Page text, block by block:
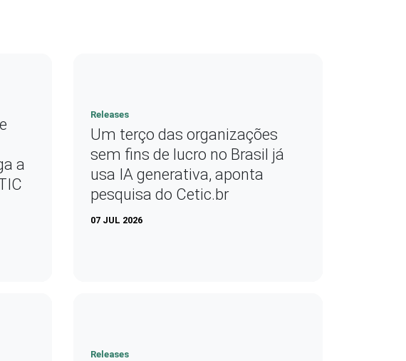
a
Releases
Um terço das organizações
sem fins de lucro no Brasil já
usa IA generativa, aponta
pesquisa do Cetic.br
07 JUL 2026
Releases